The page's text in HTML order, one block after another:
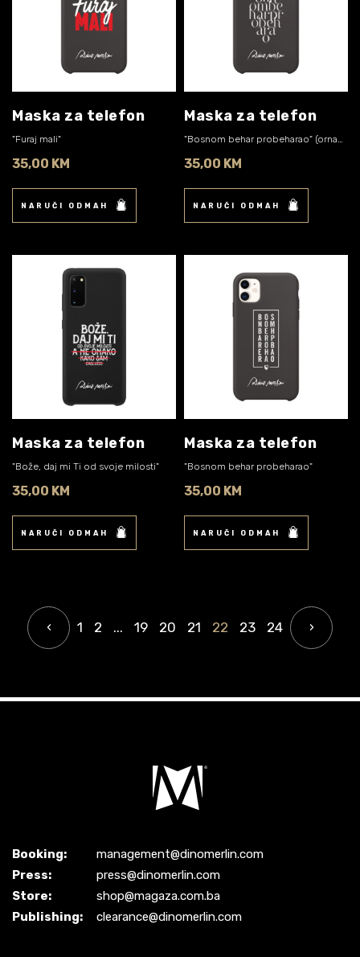
Maska za telefon
"Furaj mali"
35,00 KM
NARUČI ODMAH
Maska za telefon
"Bosnom behar probeharao" (ornament)
35,00 KM
NARUČI ODMAH
Maska za telefon
"Bože, daj mi Ti od svoje milosti"
35,00 KM
NARUČI ODMAH
Maska za telefon
"Bosnom behar probeharao"
35,00 KM
NARUČI ODMAH
‹ 1 2 ... 19 20 21 22 23 24 ›
Booking:
management@dinomerlin.com
Press:
press@dinomerlin.com
Store:
shop@magaza.com.ba
Publishing:
clearance@dinomerlin.com